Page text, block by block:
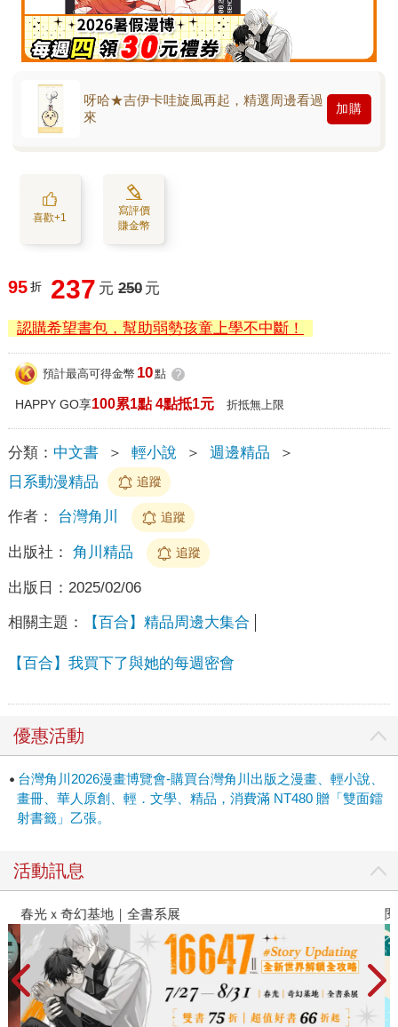
呀哈★吉伊卡哇旋風再起，精選周邊看過
來
加購
喜歡+1
寫評價
賺金幣
95 折 237 元 250 元
認購希望書包，幫助弱勢孩童上學不中斷！
預計最高可得金幣 10點 ?
HAPPY GO享100累1點 4點抵1元 折抵無上限
分類： 中文書 ＞ 輕小說 ＞ 週邊精品
＞
日系動漫精品
追蹤
作者： 台灣角川 追蹤
出版社： 角川精品 追蹤
出版日： 2025/02/06
相關主題： 【百合】精品周邊大集合
【百合】我買下了與她的每週密會
優惠活動
台灣角川2026漫畫博覽會-購買台灣角川出版之漫畫、輕小說、
畫冊、華人原創、輕．文學、精品，消費滿 NT480 贈「雙面鐳
射書籤」乙張。
活動訊息
春光ｘ奇幻基地｜全書系展